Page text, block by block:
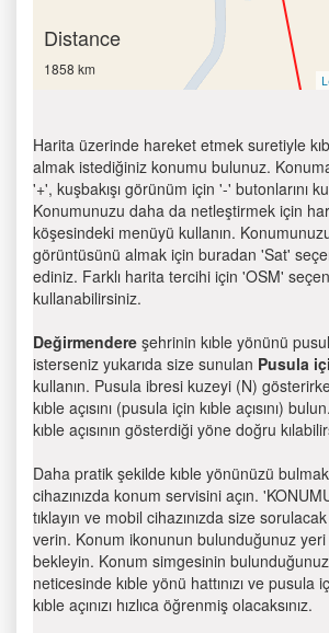
Distance
1858 km
Harita üzerinde hareket etmek suretiyle
almak istediğiniz konumu bulunuz.
'+', kuşbakışı görünüm için '-' butonlarını
Konumunuzu daha da netleştirmek için
köşesindeki menüyü kullanın.
görüntüsünü almak için buradan 'Sat'
ediniz. Farklı harita tercihi için 'OSM'
kullanabilirsiniz.
Değirmendere şehrinin kıble yönünü
isterseniz yukarıda size sunulan Pusula
kullanın. Pusula ibresi kuzeyi (N)
kıble açısını (pusula için kıble açısını)
kıble açısının gösterdiği yöne doğru
Daha pratik şekilde kıble yönünüzü
cihazınızda konum servisini açın.
tıklayın ve mobil cihazınızda size
verin. Konum ikonunun bulunduğunuz yeri
bekleyin. Konum simgesinin
neticesinde kıble yönü hattınızı ve pusula
kıble açınızı hızlıca öğrenmiş olacaksınız.